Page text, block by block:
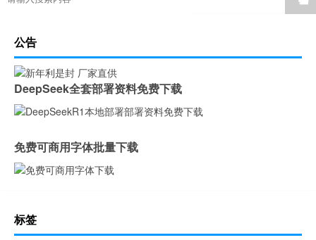
公告
DeepSeek全套部署资料免费下载
免费可商用字体批量下载
标签